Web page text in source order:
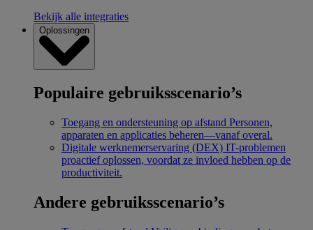
Bekijk alle integraties
Oplossingen
Populaire gebruiksscenario’s
Toegang en ondersteuning op afstand Personen,
apparaten en applicaties beheren—vanaf overal.
Digitale werknemerservaring (DEX) IT-problemen
proactief oplossen, voordat ze invloed hebben op de
productiviteit.
Andere gebruiksscenario’s